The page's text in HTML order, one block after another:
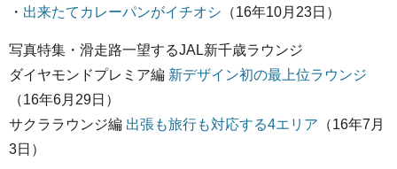
・ 出来たてカレーパンがイチオシ （16年10月23日）
写真特集・滑走路一望するJAL新千歳ラウンジ
ダイヤモンドプレミア編 新デザイン初の最上位ラウンジ
（16年6月29日）
サクララウンジ編 出張も旅行も対応する4エリア （16年7月
3日）